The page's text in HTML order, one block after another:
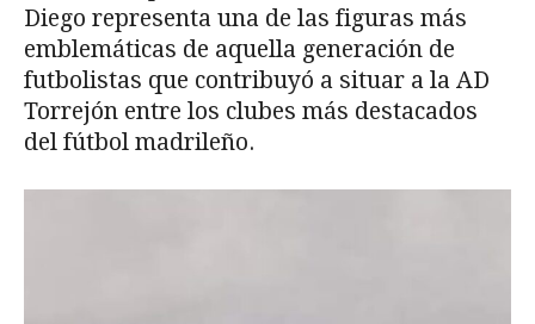
Diego representa una de las figuras más
emblemáticas de aquella generación de
futbolistas que contribuyó a situar a la AD
Torrejón entre los clubes más destacados
del fútbol madrileño.